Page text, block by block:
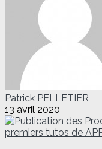
Patrick PELLETIER
13 avril 2020